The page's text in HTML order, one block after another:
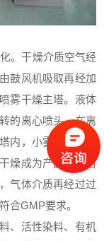
。干燥介质空气经
鼓风机吸取再经加
雾干燥主塔。液体
的离心喷头，在离
内，小雾滴与热风
燥成为产品，然后
气体介质再经过过
合GMP要求。
、活性染料、有机